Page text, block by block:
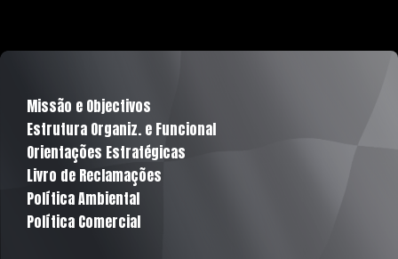
Missão e Objectivos
Estrutura Organiz. e Funcional
Orientações Estratégicas
Livro de Reclamações
Política Ambiental
Política Comercial